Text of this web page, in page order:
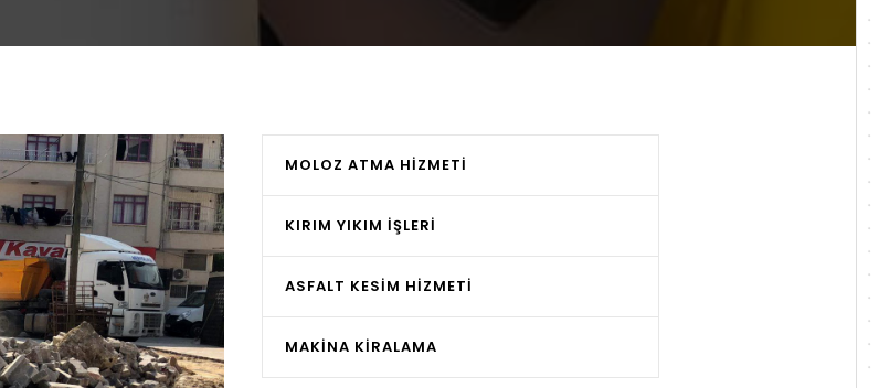
MOLOZ ATMA HIZMETI
KIRIM YIKIM İŞLERI
ASFALT KESIM HIZMETI
MAKINA KIRALAMA